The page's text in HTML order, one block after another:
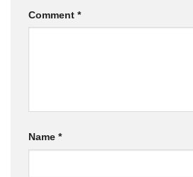
Comment *
Name *